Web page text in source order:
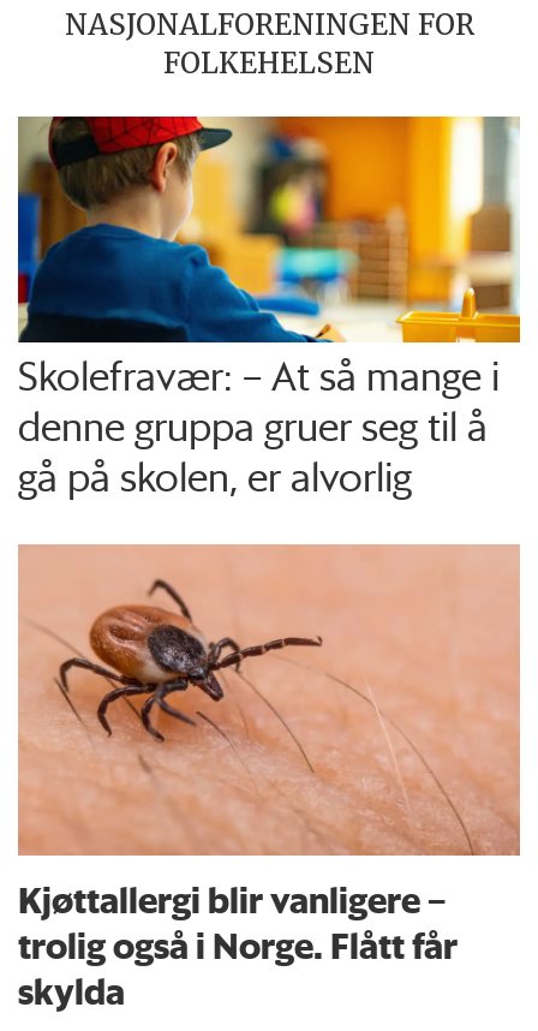
NASJONALFORENINGEN FOR
FOLKEHELSEN
Skolefravær: – At så mange i
denne gruppa gruer seg til å
gå på skolen, er alvorlig
Kjøttallergi blir vanligere –
trolig også i Norge. Flått får
skylda